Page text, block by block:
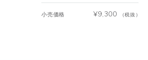
小売価格 ¥9,300 （税抜）